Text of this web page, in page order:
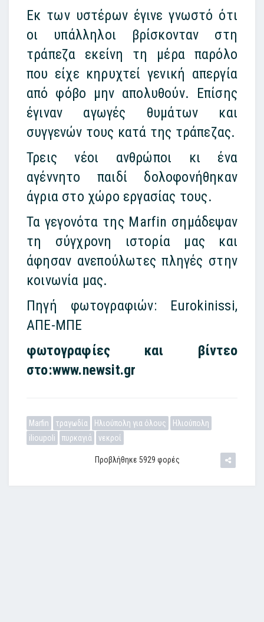
Εκ των υστέρων έγινε γνωστό ότι
οι υπάλληλοι βρίσκονταν στη
τράπεζα εκείνη τη μέρα παρόλο
που είχε κηρυχτεί γενική απεργία
από φόβο μην απολυθούν. Επίσης
έγιναν αγωγές θυμάτων και
συγγενών τους κατά της τράπεζας.
Τρεις νέοι ανθρώποι κι ένα
αγέννητο παιδί δολοφονήθηκαν
άγρια στο χώρο εργασίας τους.
Τα γεγονότα της Marfin σημάδεψαν
τη σύγχρονη ιστορία μας και
άφησαν ανεπούλωτες πληγές στην
κοινωνία μας.
Πηγή φωτογραφιών: Eurokinissi,
ΑΠΕ-ΜΠΕ
φωτογραφίες και βίντεο
στο:www.newsit.gr
Marfin τραγωδία Ηλιούπολη για όλους
Ηλιούπολη
ilioupoli
πυρκαγιά νεκροί
Προβλήθηκε 5929 φορές